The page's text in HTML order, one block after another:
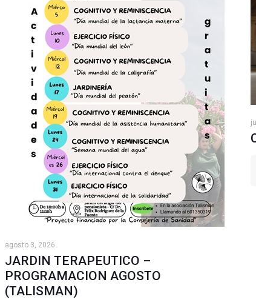
agosto 3, 2026
JARDIN TERAPEUTICO –
PROGRAMACION AGOSTO
(TALISMAN)